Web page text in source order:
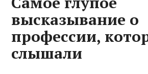
высказывание о
профессии,
слышали